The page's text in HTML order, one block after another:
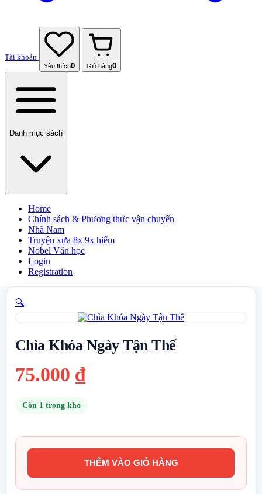
Tài khoản
Yêu thích0 Giỏ hàng0
Danh mục sách
Home
Chính sách & Phương thức vận chuyển
Nhã Nam
Truyện xưa 8x 9x hiếm
Nobel Văn học
Login
Registration
🔍
Chìa Khóa Ngày Tận Thế
75.000 ₫
Còn 1 trong kho
Khóa
Ngày
THÊM VÀO GIỎ HÀNG